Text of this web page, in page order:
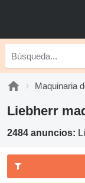
Maquinaria
Liebherr
2484 anuncios: